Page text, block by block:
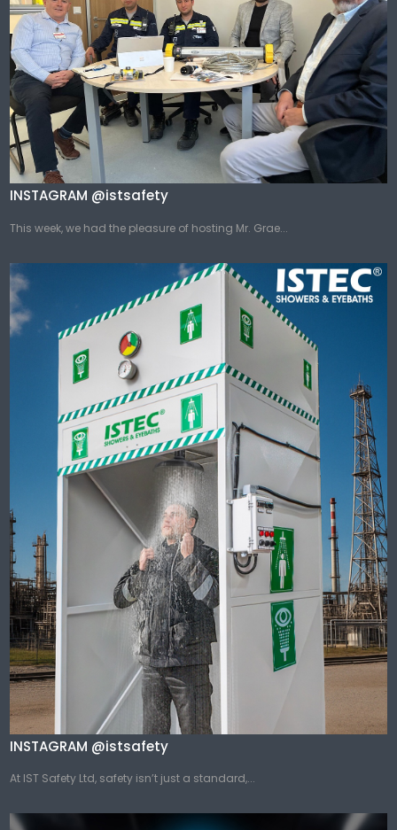
INSTAGRAM @istsafety
This week, we had the pleasure of hosting Mr. Grae...
INSTAGRAM @istsafety
At IST Safety Ltd, safety isn’t just a standard,...